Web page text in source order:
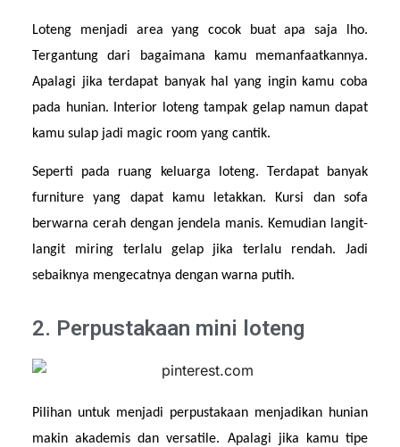
Loteng menjadi area yang cocok buat apa saja lho.
Tergantung dari bagaimana kamu memanfaatkannya.
Apalagi jika terdapat banyak hal yang ingin kamu coba
pada hunian. Interior loteng tampak gelap namun dapat
kamu sulap jadi magic room yang cantik.
Seperti pada ruang keluarga loteng. Terdapat banyak
furniture yang dapat kamu letakkan. Kursi dan sofa
berwarna cerah dengan jendela manis. Kemudian langit-
langit miring terlalu gelap jika terlalu rendah. Jadi
sebaiknya mengecatnya dengan warna putih.
2. Perpustakaan mini loteng
Pilihan untuk menjadi perpustakaan menjadikan hunian
makin akademis dan versatile. Apalagi jika kamu tipe